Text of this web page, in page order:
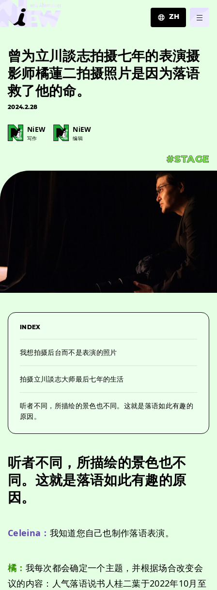
ZH
EN
ZH
曾为立川談志拍摄七年的表演摄
影师橘蓮二拍摄照片是因为落语
救了他的命。
2024.2.28
NiEW
写作
NiEW
编辑
#STAGE
INDEX
我想拍摄后台而不是表演的照片
拍摄立川談志大师最后七年的生活
听者不同，所描绘的景色也不同。这就是落语如此有趣的
原因。
听者不同，所描绘的景色也不
同。这就是落语如此有趣的原
因。
Celeina： 我知道您自己也制作落语表演。
橘 ： 我每次都会确定一个主题，并根据场合改变会
议的内容：人气落语说书人桂二葉于2022年10月至